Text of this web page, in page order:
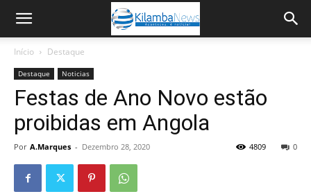
Início Destaque
Destaque Noticias
Festas de Ano Novo estão
proibidas em Angola
Por A.Marques - Dezembro 28, 2020 0
4809